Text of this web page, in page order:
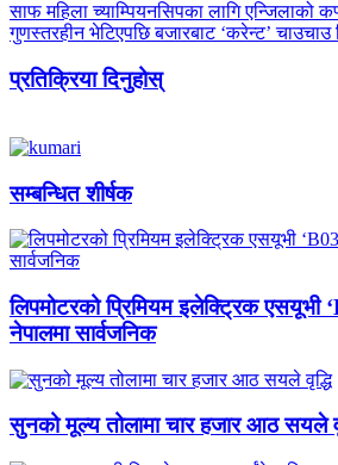
साफ महिला च्याम्पियनसिपका लागि एन्जिलाको
गुणस्तरहीन भेटिएपछि बजारबाट ‘करेन्ट’
प्रतिक्रिया दिनुहोस्
सम्बन्धित शीर्षक
लिपमोटरको प्रिमियम इलेक्ट्रिक एसयूभी
नेपालमा सार्वजनिक
सुनको मूल्य तोलामा चार हजार आठ सयले